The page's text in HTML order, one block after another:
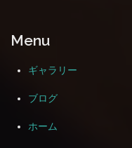
Menu
ギャラリー
ブログ
ホーム